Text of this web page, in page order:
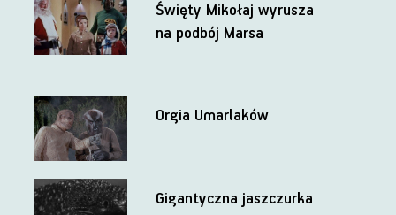
Święty Mikołaj wyrusza
na podbój Marsa
Orgia Umarlaków
Gigantyczna jaszczurka